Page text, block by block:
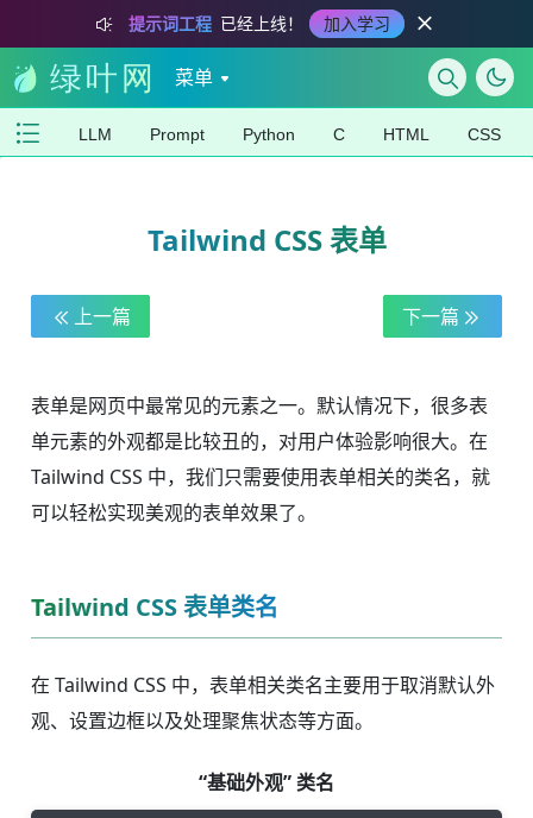
提示词工程 已经上线！ 加入学习
菜单
LLM Prompt Python C HTML CSS
Tailwind CSS 表单
上一篇 下一篇
表单是网页中最常见的元素之一。默认情况下，很多表
单元素的外观都是比较丑的，对用户体验影响很大。在
Tailwind CSS 中，我们只需要使用表单相关的类名，就
可以轻松实现美观的表单效果了。
Tailwind CSS 表单类名
在 Tailwind CSS 中，表单相关类名主要用于取消默认外
观、设置边框以及处理聚焦状态等方面。
“基础外观” 类名